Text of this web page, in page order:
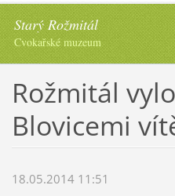
Starý Rožmitál
Cvokařské muzeum
Rožmitál
Blovicemi
18.05.2014 11:51